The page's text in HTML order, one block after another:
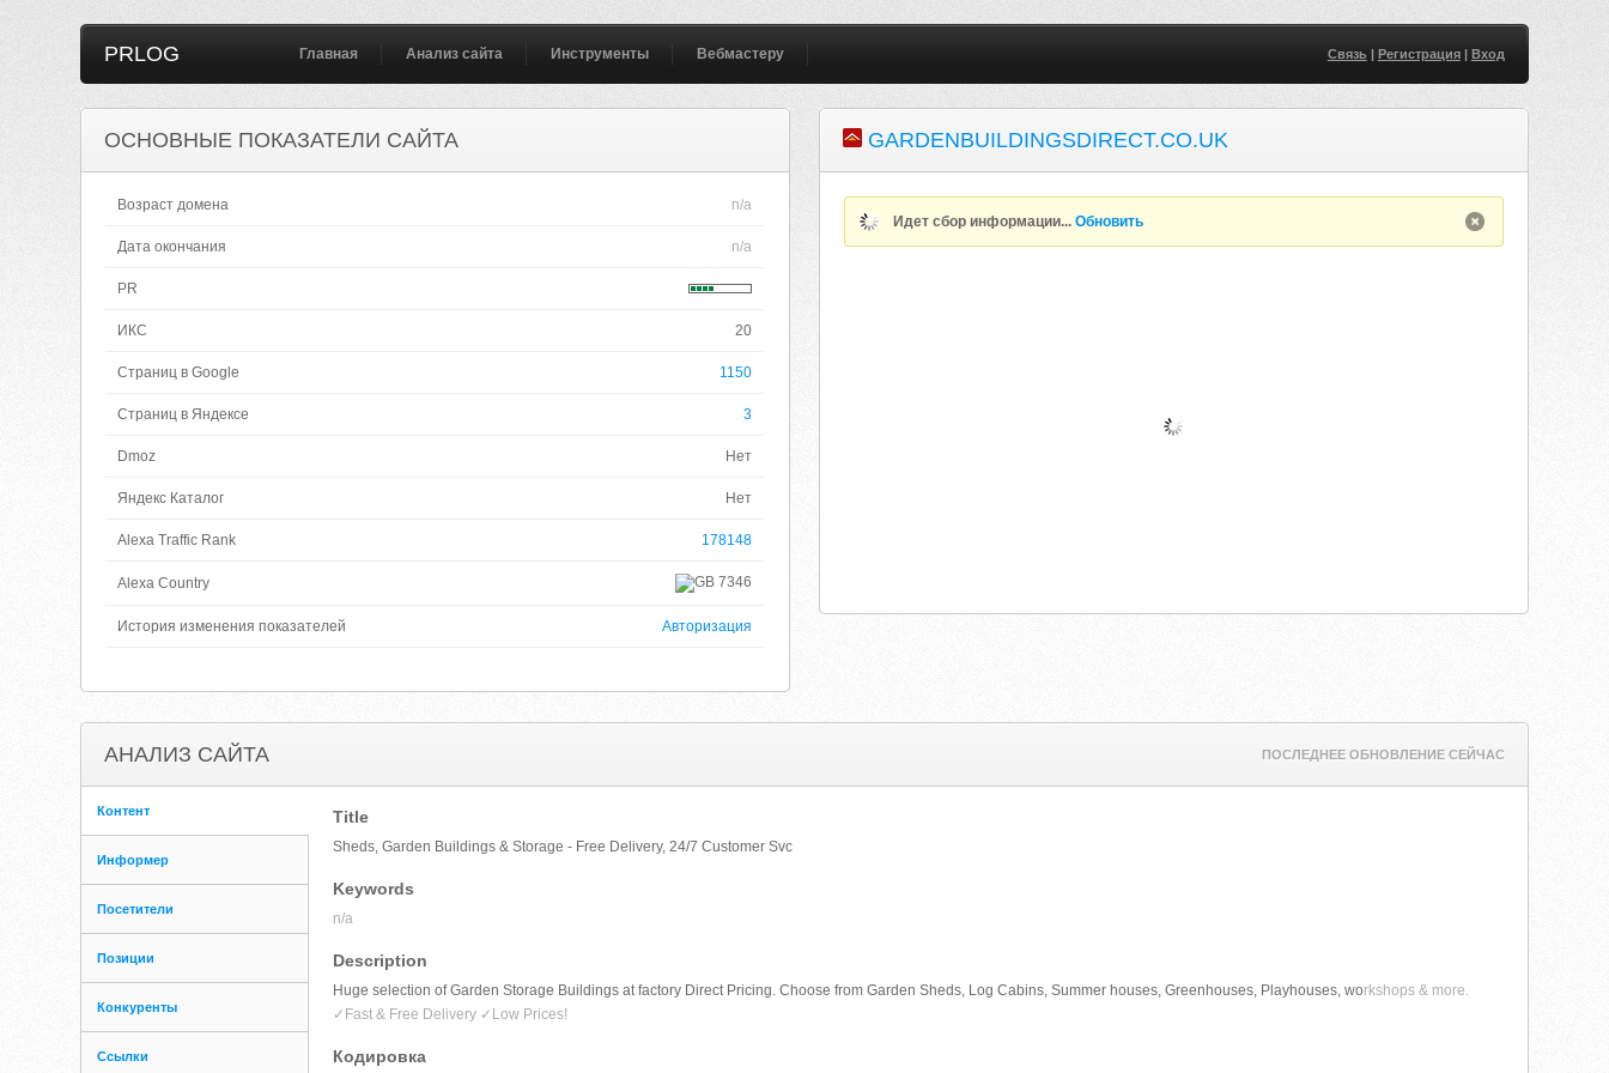
PRLOG Главная Анализ сайта Инструменты Вебмастеру Связь| Регистрация| Вход
ОСНОВНЫЕ ПОКАЗАТЕЛИ САЙТА
Возраст домена n/a
Дата окончания n/a
PR
ИКС 20
Страниц в Google 1150
Страниц в Яндексе 3
Dmoz Нет
Яндекс Каталог Нет
Alexa Traffic Rank 178148
Alexa Country 7346
История изменения показателей Авторизация
GARDENBUILDINGSDIRECT.CO.UK
Идет сбор информации...Обновить
АНАЛИЗ САЙТА ПОСЛЕДНЕЕ ОБНОВЛЕНИЕ СЕЙЧАС
Контент
Информер
Посетители
Позиции
Конкуренты
Ссылки
Title
Sheds, Garden Buildings & Storage - Free Delivery, 24/7 Customer Svc
Keywords
n/a
Description
Huge selection of Garden Storage Buildings at factory Direct Pricing. Choose from Garden Sheds, Log Cabins, Summer houses, Greenhouses, Playhouses, workshops & more.
✓Fast & Free Delivery ✓Low Prices!
Кодировка